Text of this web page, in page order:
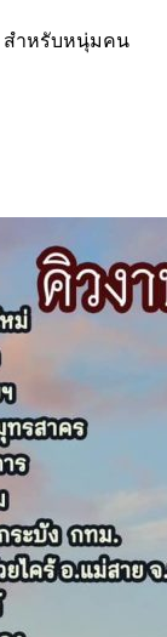
สำหรับหนุ่มคน